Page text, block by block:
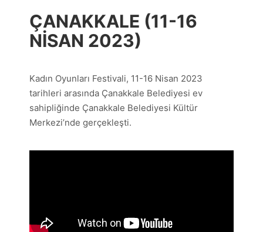
ÇANAKKALE (11-16
NISAN 2023)
Kadın Oyunları Festivali, 11-16 Nisan 2023
tarihleri arasında Çanakkale Belediyesi ev
sahipliğinde Çanakkale Belediyesi Kültür
Merkezi’nde gerçekleşti.